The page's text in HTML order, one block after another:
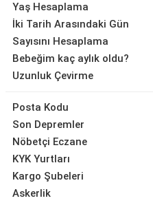
Yaş Hesaplama
İki Tarih Arasındaki Gün
Sayısını Hesaplama
Bebeğim kaç aylık oldu?
Uzunluk Çevirme
Posta Kodu
Son Depremler
Nöbetçi Eczane
KYK Yurtları
Kargo Şubeleri
Askerlik